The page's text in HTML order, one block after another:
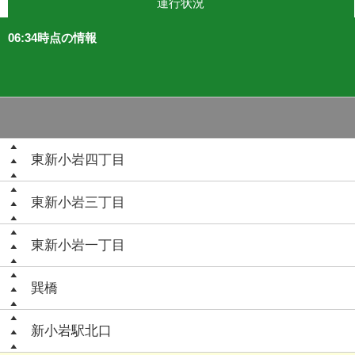
運行状況
06:34時点の情報
東新小岩四丁目
東新小岩三丁目
東新小岩一丁目
巽橋
新小岩駅北口